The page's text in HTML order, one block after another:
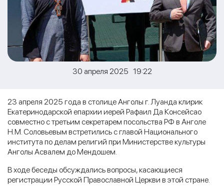
30 апреля 2025 19:22
23 апреля 2025 года в столице Анголы г. Луанда клирик
Екатеринодарской епархии иерей Рафаил Да Консейсао
совместно с третьим секретарем посольства РФ в Анголе
Н.М. Соловьевым встретились с главой Национального
института по делам религий при Министерстве культуры
Анголы Асвалем до Мендошем.
В ходе беседы обсуждались вопросы, касающиеся
регистрации Русской Православной Церкви в этой стране.